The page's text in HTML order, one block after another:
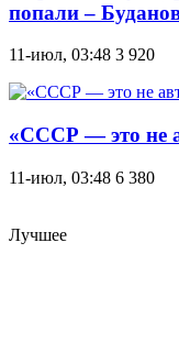
попали –
11-июл, 03:48 3 920
«СССР — это не
11-июл, 03:48 6 380
Лучшее